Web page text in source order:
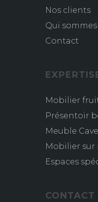
Nos clients
Qui
Contact
Mobilier
Présentoir
Meuble
Mobilier sur
Espaces
CONTACT